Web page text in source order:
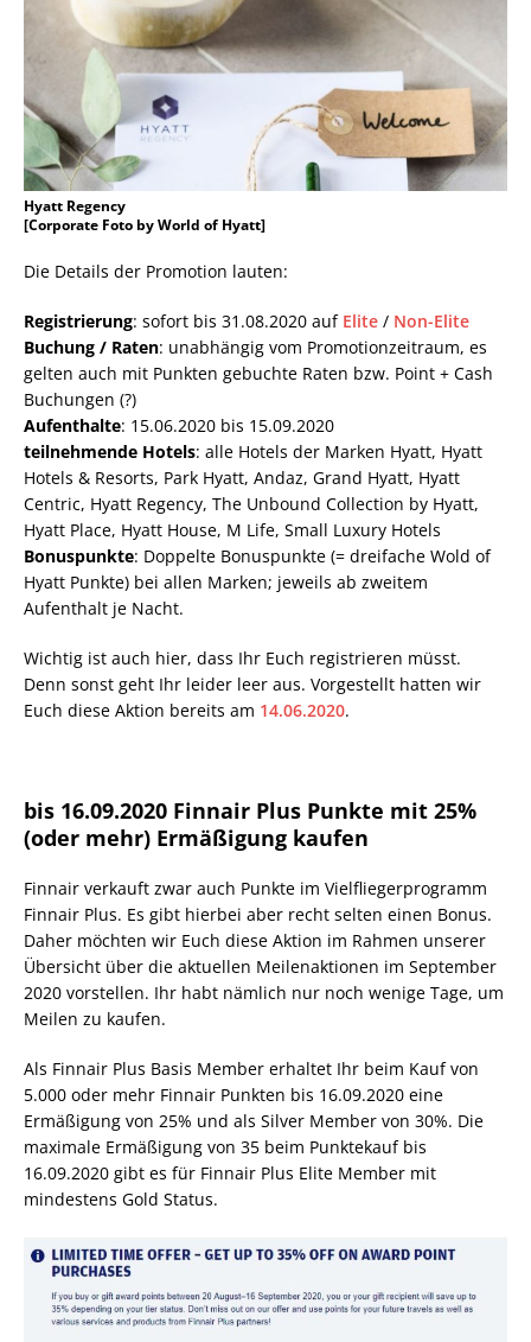
Hyatt Regency
[Corporate Foto by World of Hyatt]
Die Details der Promotion lauten:
Registrierung: sofort bis 31.08.2020 auf Elite / Non-Elite
Buchung / Raten: unabhängig vom Promotionzeitraum, es
gelten auch mit Punkten gebuchte Raten bzw. Point + Cash
Buchungen (?)
Aufenthalte: 15.06.2020 bis 15.09.2020
teilnehmende Hotels: alle Hotels der Marken Hyatt, Hyatt
Hotels & Resorts, Park Hyatt, Andaz, Grand Hyatt, Hyatt
Centric, Hyatt Regency, The Unbound Collection by Hyatt,
Hyatt Place, Hyatt House, M Life, Small Luxury Hotels
Bonuspunkte: Doppelte Bonuspunkte (= dreifache Wold of
Hyatt Punkte) bei allen Marken; jeweils ab zweitem
Aufenthalt je Nacht.
Wichtig ist auch hier, dass Ihr Euch registrieren müsst.
Denn sonst geht Ihr leider leer aus. Vorgestellt hatten wir
Euch diese Aktion bereits am 14.06.2020.
bis 16.09.2020 Finnair Plus Punkte mit 25%
(oder mehr) Ermäßigung kaufen
Finnair verkauft zwar auch Punkte im Vielfliegerprogramm
Finnair Plus. Es gibt hierbei aber recht selten einen Bonus.
Daher möchten wir Euch diese Aktion im Rahmen unserer
Übersicht über die aktuellen Meilenaktionen im September
2020 vorstellen. Ihr habt nämlich nur noch wenige Tage, um
Meilen zu kaufen.
Als Finnair Plus Basis Member erhaltet Ihr beim Kauf von
5.000 oder mehr Finnair Punkten bis 16.09.2020 eine
Ermäßigung von 25% und als Silver Member von 30%. Die
maximale Ermäßigung von 35 beim Punktekauf bis
16.09.2020 gibt es für Finnair Plus Elite Member mit
mindestens Gold Status.